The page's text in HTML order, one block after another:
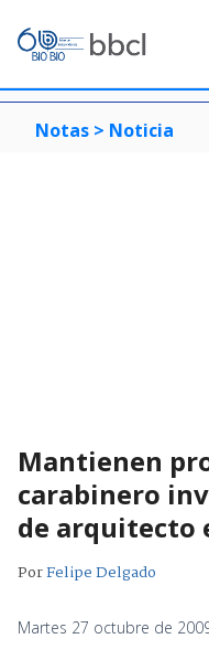
Notas > Noticia
Mantienen
carabinero
de arquitecto
PorFelipe Delgado
Martes 27 octubre de